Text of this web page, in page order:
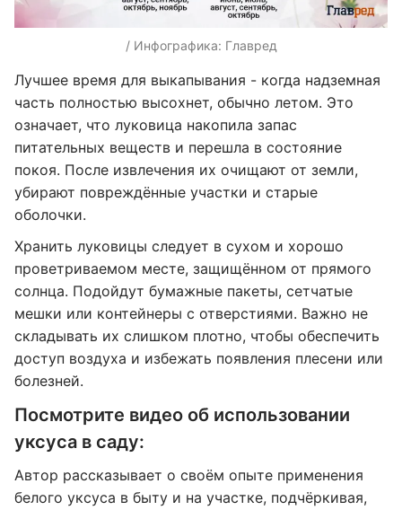
/ Инфографика: Главред
Лучшее время для выкапывания - когда надземная
часть полностью высохнет, обычно летом. Это
означает, что луковица накопила запас
питательных веществ и перешла в состояние
покоя. После извлечения их очищают от земли,
убирают повреждённые участки и старые
оболочки.
Хранить луковицы следует в сухом и хорошо
проветриваемом месте, защищённом от прямого
солнца. Подойдут бумажные пакеты, сетчатые
мешки или контейнеры с отверстиями. Важно не
складывать их слишком плотно, чтобы обеспечить
доступ воздуха и избежать появления плесени или
болезней.
Посмотрите видео об использовании
уксуса в саду:
Автор рассказывает о своём опыте применения
белого уксуса в быту и на участке, подчёркивая,